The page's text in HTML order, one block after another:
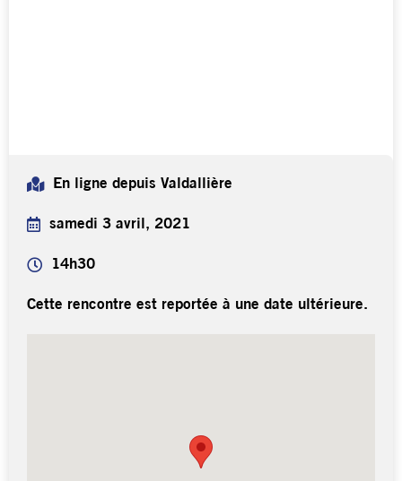
En ligne depuis Valdallière
samedi 3 avril, 2021
14h30
Cette rencontre est reportée à une date ultérieure.